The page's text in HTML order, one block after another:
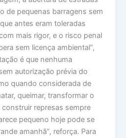
de pequenas barragens sem
antes eram toleradas
mais rigor, e o risco penal
sem licença ambiental”,
é que nenhuma
autorização prévia do
quando considerada de
queimar, transformar o
represas sempre
pequeno hoje pode se
amanhã”, reforça. Para